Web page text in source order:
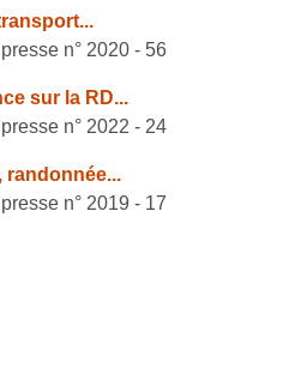
n° 2020 - 56
sur la RD...
n° 2022 - 24
randonnée...
n° 2019 - 17